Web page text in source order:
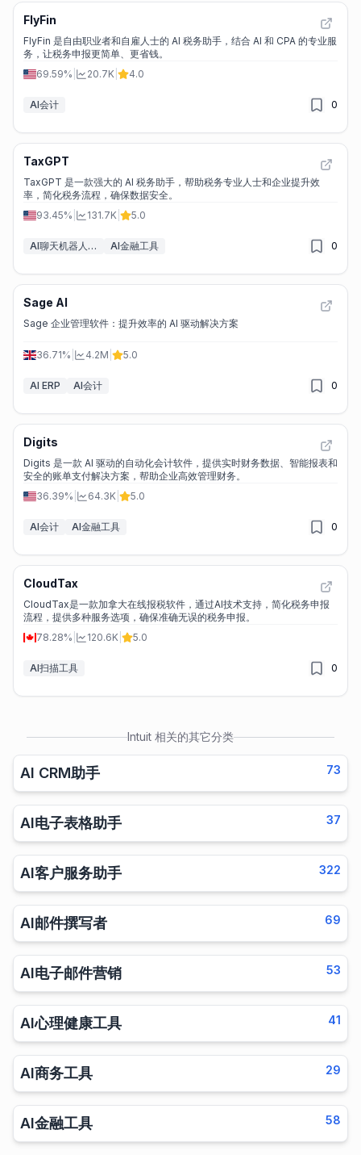
FlyFin
FlyFin 是自由职业者和自雇人士的 AI 税务助手，结合 AI 和 CPA 的专业服
务，让税务申报更简单、更省钱。
69.59%
20.7K 4.0
AI会计 0
TaxGPT
TaxGPT 是一款强大的 AI 税务助手，帮助税务专业人士和企业提升效
率，简化税务流程，确保数据安全。
93.45%
131.7K 5.0
AI聊天机器人&LLM AI金融工具 0
Sage AI
Sage 企业管理软件：提升效率的 AI 驱动解决方案
36.71% 4.2M 5.0
AI ERP AI会计 0
Digits
Digits 是一款 AI 驱动的自动化会计软件，提供实时财务数据、智能报表和
安全的账单支付解决方案，帮助企业高效管理财务。
36.39%
64.3K 5.0
AI会计 AI金融工具 0
CloudTax
CloudTax是一款加拿大在线报税软件，通过AI技术支持，简化税务申报
流程，提供多种服务选项，确保准确无误的税务申报。
78.28%
120.6K 5.0
AI扫描工具 0
Intuit 相关的其它分类
AI CRM助手 73
AI电子表格助手 37
AI客户服务助手 322
AI邮件撰写者 69
AI电子邮件营销 53
AI心理健康工具 41
AI商务工具 29
AI金融工具 58